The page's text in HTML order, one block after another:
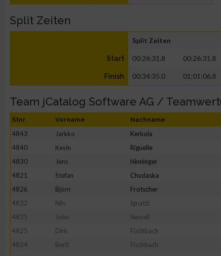
Split Zeiten
Split Zeiten
Start 00:26:31.8 00:26:31.8
Finish 00:34:35.0 01:01:06.8
Team jCatalog Software AG /
Stnr Vorname Nachname
4843 Jarkko Kerkola
4840
Kevin Riguelle
4830
Jens Hinninger
4821
Stefan Chudaska
4826
Björn Frotscher
4832
Nils Ignatzi
4835
John Newall
4825
Dirk Fischbach
4824
Berit Fischbach